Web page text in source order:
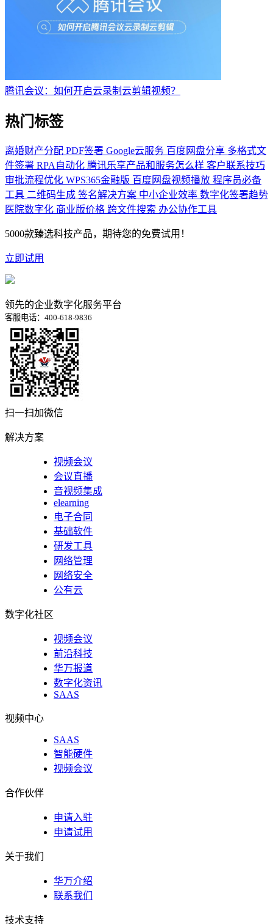
腾讯会议：如何开启云录制云剪辑视频？
热门标签
离婚财产分配 PDF签署 Google云服务 百度网盘分享 多格式文
件签署 RPA自动化 腾讯乐享产品和服务怎么样 客户联系技巧
审批流程优化 WPS365金融版 百度网盘视频播放 程序员必备
工具 二维码生成 签名解决方案 中小企业效率 数字化签署趋势
医院数字化 商业版价格 跨文件搜索 办公协作工具
5000款臻选科技产品，期待您的免费试用！
立即试用
领先的企业数字化服务平台
客服电话：400-618-9836
扫一扫加微信
解决方案
视频会议
会议直播
音视频集成
elearning
电子合同
基础软件
研发工具
网络管理
网络安全
公有云
数字化社区
视频会议
前沿科技
华万报道
数字化资讯
SAAS
视频中心
SAAS
智能硬件
视频会议
合作伙伴
申请入驻
申请试用
关于我们
华万介绍
联系我们
技术支持